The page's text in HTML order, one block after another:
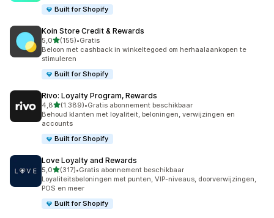
Built for Shopify
Koin Store Credit & Rewards
5,0van 5 sterren
(155)
155 recensies in totaal
•Gratis
Beloon met cashback in winkeltegoed om herhaalaankopen te
stimuleren
Built for Shopify
Rivo: Loyalty Program, Rewards
4,8van 5 sterren
(1.389)
1389 recensies in totaal
•Gratis abonnement beschikbaar
Behoud klanten met loyaliteit, beloningen, verwijzingen en
accounts
Built for Shopify
Love Loyalty and Rewards
5,0van 5 sterren
(317)
317 recensies in totaal
•Gratis abonnement beschikbaar
Loyaliteitsbeloningen met punten, VIP-niveaus, doorverwijzingen,
POS en meer
Built for Shopify